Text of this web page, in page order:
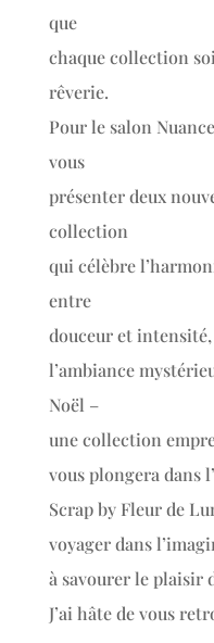
que
chaque collection
rêverie.
Pour le salon
vous
présenter deux
collection
qui célèbre
entre
douceur et
l’ambiance
Noël –
une collection
vous plongera dans
Scrap by Fleur de
voyager dans
à savourer le plaisir
J’ai hâte de vous